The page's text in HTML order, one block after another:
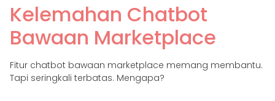
Kelemahan Chatbot
Bawaan Marketplace
Fitur chatbot bawaan marketplace memang membantu.
Tapi seringkali terbatas. Mengapa?